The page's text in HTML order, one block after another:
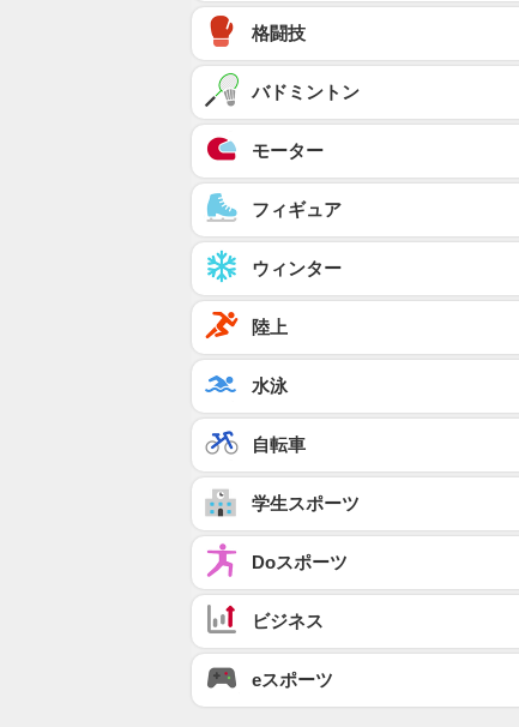
格闘技
バドミントン
モーター
フィギュア
ウィンター
陸上
水泳
自転車
学生スポーツ
Doスポーツ
ビジネス
eスポーツ